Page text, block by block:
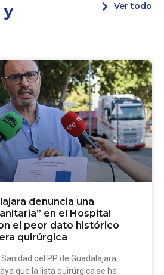
y
Ver todo
denuncia una
en el Hospital
el peor dato histórico
quirúrgica
del PP de Guadalajara,
que la lista quirúrgica se ha